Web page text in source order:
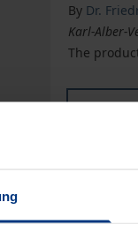
By Dr.
Karl-Alber-
The
Prices